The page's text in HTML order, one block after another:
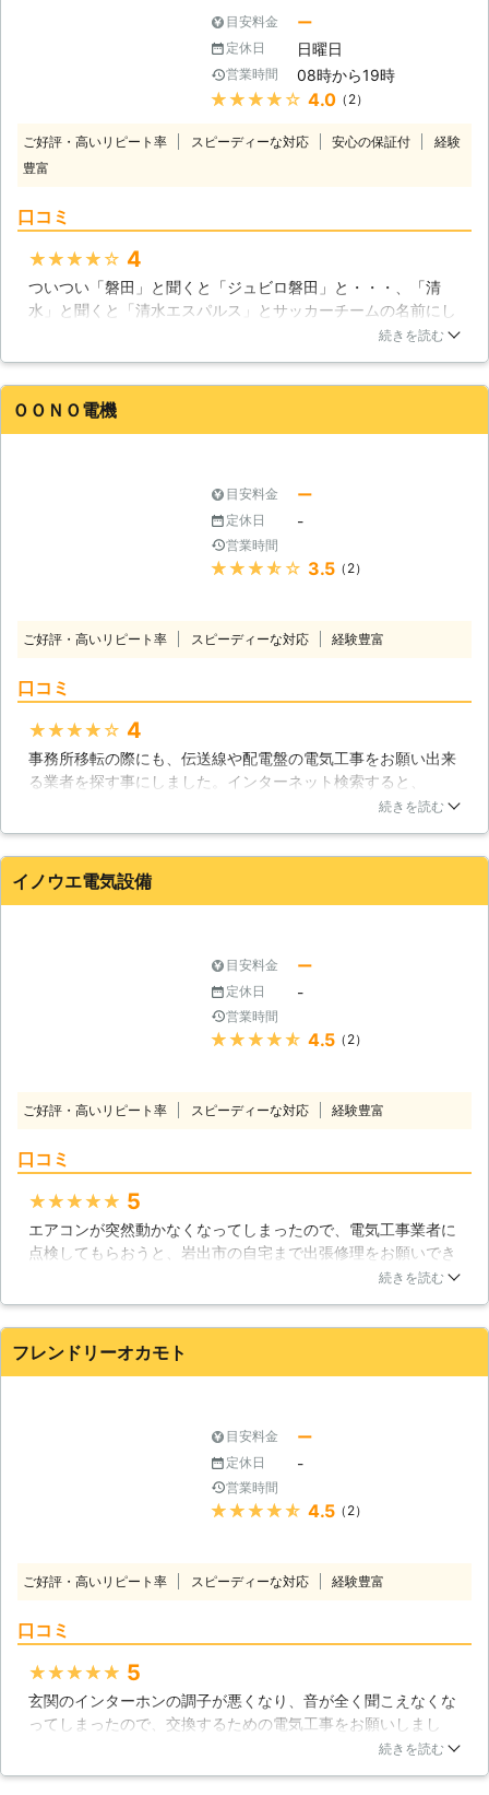
を設置する場所です。室外機を設置す
るの平らな屋外の地面やベランダが多
いですが、最低でも幅65cm高さ
50cm奥行き25cmのスペースが必要
です。 次にエアコン専用のコンセン
セントがあります。取り付けたい場所
すが、そのための穴が開いていなくて
はなりません。設置する際には取り付
けができる場所かどうかを確認しまし
目安料金 ー
定休日 日曜日
営業時間 08時から19時
★★★★★ 4.0（2）
ご好評・高いリピート率 スピーディーな対応 安心の保証付
経験
豊富
口コミ
★★★★★ 4
ついつい「磐田」と聞くと「ジュビロ磐田」と・・・、「清
水」と聞くと「清水エスパルス」とサッカーチームの名前にし
たくなってしまいます。と前置きはその位にして静岡県は磐田
いかなど非常に参考になりました。お近くの方は是非ご利用下
続きを読む
ＯＯＮＯ電機
目安料金 ー
定休日 -
営業時間
★★★★★ 3.5（2）
ご好評・高いリピート率 スピーディーな対応 経験豊富
口コミ
★★★★★ 4
事務所移転の際にも、伝送線や配電盤の電気工事をお願い出来
る業者を探す事にしました。インターネット検索すると、
OONO電機を見つけました。問い合わせると早速来てもらえま
だなと感じる事が出来ました。
和歌山県 田辺市 2016年12月29日
続きを読む
イノウエ電気設備
目安料金 ー
定休日 -
営業時間
★★★★★ 4.5（2）
ご好評・高いリピート率 スピーディーな対応 経験豊富
口コミ
★★★★★ 5
エアコンが突然動かなくなってしまったので、電気工事業者に
点検してもらおうと、岩出市の自宅まで出張修理をお願いでき
る業者を探しました。探したところ出張工事をしてくれる業者
直すことができました。
和歌山県 岩出市 2018年11月20日
続きを読む
フレンドリーオカモト
目安料金 ー
定休日 -
営業時間
★★★★★ 4.5（2）
ご好評・高いリピート率 スピーディーな対応 経験豊富
口コミ
★★★★★ 5
玄関のインターホンの調子が悪くなり、音が全く聞こえなくな
ってしまったので、交換するための電気工事をお願いしまし
た。共働きで二人とも仕事が忙しい時期だったので、日程のこ
続きを読む